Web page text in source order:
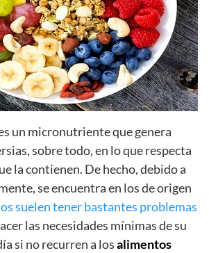
un micronutriente que genera
sobre todo, en lo que respecta
la contienen. De hecho, debido a
se encuentra en los de origen
suelen tener bastantes problemas
las necesidades mínimas de su
si no recurren a losalimentos